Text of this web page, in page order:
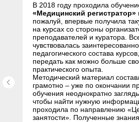
В 2018 году проходила
«Медицинский регистратор»
пожалуй, впервые получила
на курсах со стороны
преподавателей и куратора.
чувствовалась
педагогического состава
передать как можно больше
практического опыта.
Методический материал
грамотно – уже по окончании
обучения неоднократно
чтобы найти нужную
проходила по направлению
занятости». Полученные